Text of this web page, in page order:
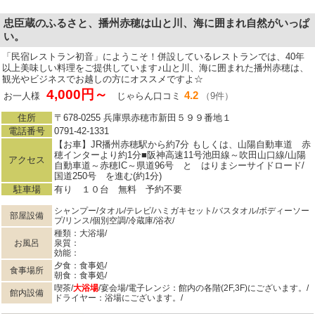
忠臣蔵のふるさと、播州赤穂は山と川、海に囲まれ自然がいっぱ
い。
「民宿レストラン初音」にようこそ！併設しているレストランでは、40年
以上美味しい料理をご提供しています♪山と川、海に囲まれた播州赤穂は、
観光やビジネスでお越しの方にオススメですよ☆
お一人様
4,000円～ じゃらん口コミ 4.2 （9件）
住所
〒678-0255 兵庫県赤穂市新田５９９番地１
電話番号
0791-42-1331
アクセス
【お車】JR播州赤穂駅から約7分 もしくは、山陽自動車道 赤
穂インターより約1分■阪神高速11号池田線～吹田山口線/山陽
自動車道～赤穂IC～県道96号 と はりまシーサイドロード/
国道250号 を進む(約1分)
駐車場
有り １０台 無料 予約不要
部屋設備
シャンプー/タオル/テレビ/ハミガキセット/バスタオル/ボディーソー
プ/リンス/個別空調/冷蔵庫/浴衣/
お風呂
種類：大浴場/
泉質：
効能：
食事場所
夕食：食事処/
朝食：食事処/
館内設備
喫茶/大浴場/宴会場/電子レンジ：館内の各階(2F,3F)にございます。/
ドライヤー：浴場にございます。/